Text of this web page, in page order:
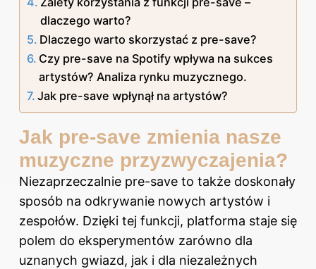
dlaczego warto?
Dlaczego warto skorzystać z pre-save?
Czy pre-save na Spotify wpływa na sukces
artystów? Analiza rynku muzycznego.
Jak pre-save wpłynął na artystów?
Jak pre-save zmienia nasze
muzyczne przyzwyczajenia?
Niezaprzeczalnie pre-save to także doskonały
sposób na odkrywanie nowych artystów i
zespołów. Dzięki tej funkcji, platforma staje się
polem do eksperymentów zarówno dla
uznanych gwiazd, jak i dla niezależnych